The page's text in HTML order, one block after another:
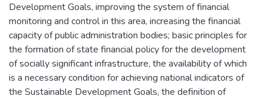
Development Goals, improving the system of financial
monitoring and control in this area, increasing the financial
capacity of public administration bodies; basic principles for
the formation of state financial policy for the development
of socially significant infrastructure, the availability of which
is a necessary condition for achieving national indicators of
the Sustainable Development Goals, the definition of